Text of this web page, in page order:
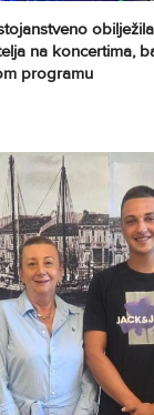
na koncertima,
programu